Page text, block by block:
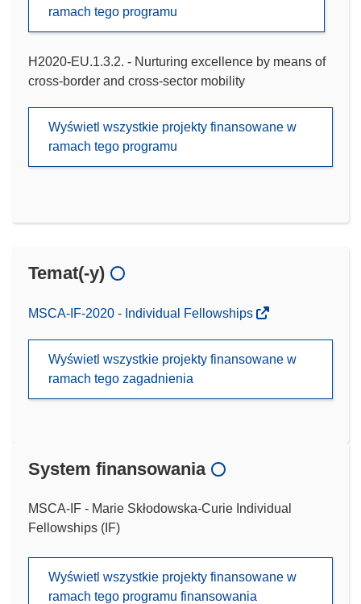
ramach tego programu
H2020-EU.1.3.2. - Nurturing excellence by means of
cross-border and cross-sector mobility
Wyświetl wszystkie projekty finansowane w
ramach tego programu
Temat(-y)
MSCA-IF-2020 - Individual Fellowships
Wyświetl wszystkie projekty finansowane w
ramach tego zagadnienia
System finansowania
MSCA-IF - Marie Skłodowska-Curie Individual
Fellowships (IF)
Wyświetl wszystkie projekty finansowane w
ramach tego programu finansowania